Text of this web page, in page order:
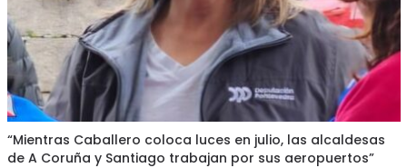
“Mientras Caballero coloca luces en julio, las alcaldesas
de A Coruña y Santiago trabajan por sus aeropuertos”